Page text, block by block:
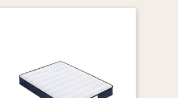
Réversible
européenne -
Garantie : 10 ans